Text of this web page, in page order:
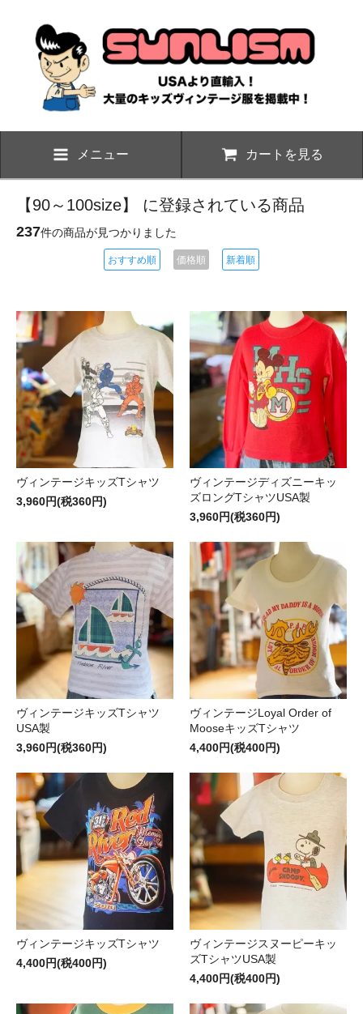
メニュー カートを見る
【90～100size】 に登録されている商品
237件の商品が見つかりました
おすすめ順 価格順 新着順
ヴィンテージキッズTシャツ
3,960円(税360円)
ヴィンテージディズニーキッ
ズロングTシャツUSA製
3,960円(税360円)
ヴィンテージキッズTシャツ
USA製
3,960円(税360円)
ヴィンテージLoyal Order of
MooseキッズTシャツ
4,400円(税400円)
ヴィンテージキッズTシャツ
4,400円(税400円)
ヴィンテージスヌーピーキッ
ズTシャツUSA製
4,400円(税400円)